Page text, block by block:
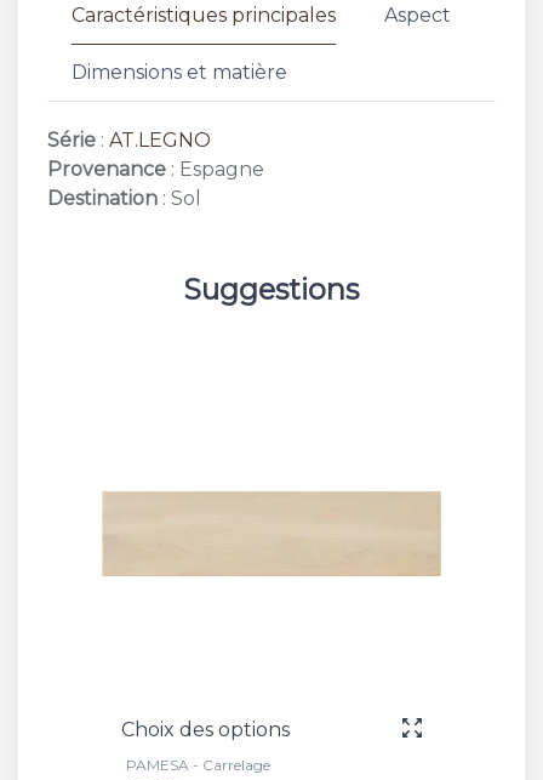
Caractéristiques principales Aspect
Dimensions et matière
Série : AT.LEGNO
Provenance : Espagne
Destination : Sol
Suggestions
Choix des options
PAMESA - Carrelage